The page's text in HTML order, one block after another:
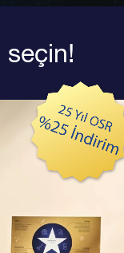
seçin!